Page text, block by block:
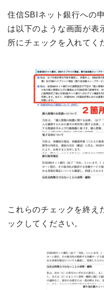
住信SBIネット銀行への
は以下のような画面が表
所にチェックを入れてく
これらのチェックを終え
ックしてください。